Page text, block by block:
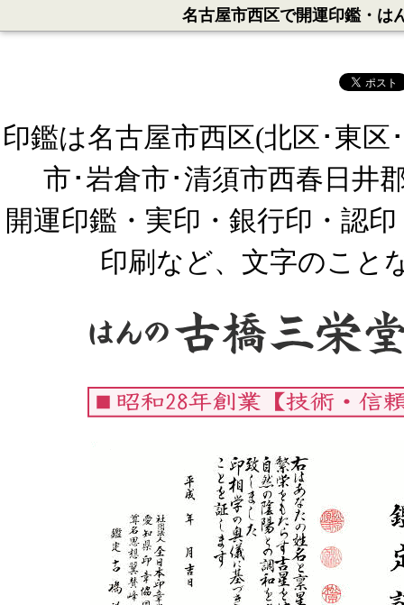
名古屋市西区で開運印鑑・は
印鑑は名古屋市西区(北区･東
市･岩倉市･清須市西春日井
開運印鑑・実印・銀行印・認
印刷など、文字のこと